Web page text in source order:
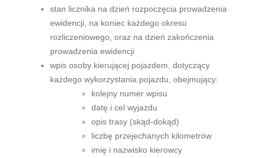
stan licznika na dzień rozpoczęcia prowadzenia
ewidencji, na koniec każdego okresu
rozliczeniowego, oraz na dzień zakończenia
prowadzenia ewidencji
wpis osoby kierującej pojazdem, dotyczący
każdego wykorzystania pojazdu, obejmujący:
kolejny numer wpisu
datę i cel wyjazdu
opis trasy (skąd-dokąd)
liczbę przejechanych kilometrów
imię i nazwisko kierowcy